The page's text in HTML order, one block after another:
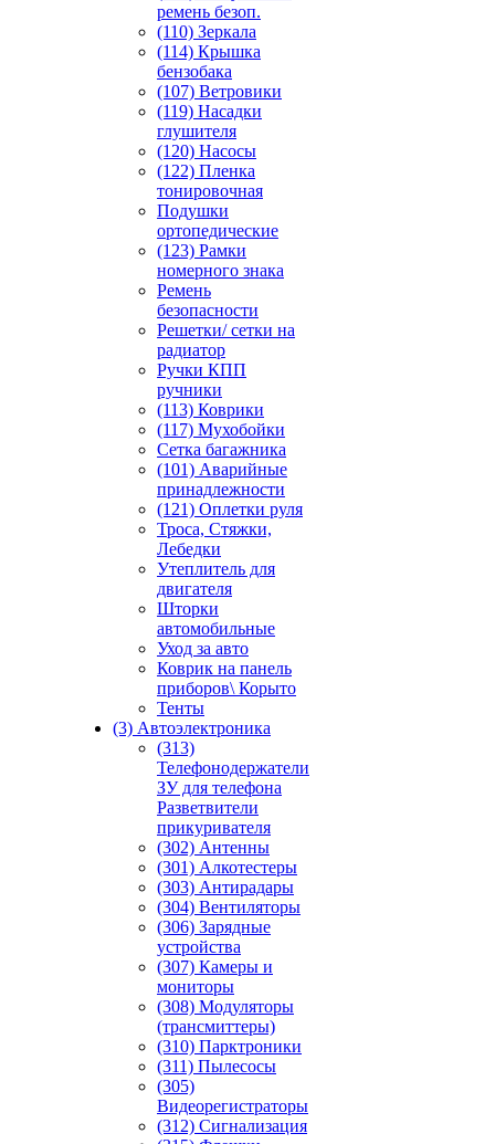
ремень безоп.
(110) Зеркала
(114) Крышка
бензобака
(107) Ветровики
(119) Насадки
глушителя
(120) Насосы
(122) Пленка
тонировочная
Подушки
ортопедические
(123) Рамки
номерного знака
Ремень
безопасности
Решетки/ сетки на
радиатор
Ручки КПП
ручники
(113) Коврики
(117) Мухобойки
Сетка багажника
(101) Аварийные
принадлежности
(121) Оплетки руля
Троса, Стяжки,
Лебедки
Утеплитель для
двигателя
Шторки
автомобильные
Уход за авто
Коврик на панель
приборов\ Корыто
Тенты
(3) Автоэлектроника
(313)
Телефонодержатели
ЗУ для телефона
Разветвители
прикуривателя
(302) Антенны
(301) Алкотестеры
(303) Антирадары
(304) Вентиляторы
(306) Зарядные
устройства
(307) Камеры и
мониторы
(308) Модуляторы
(трансмиттеры)
(310) Парктроники
(311) Пылесосы
(305)
Видеорегистраторы
(312) Сигнализация